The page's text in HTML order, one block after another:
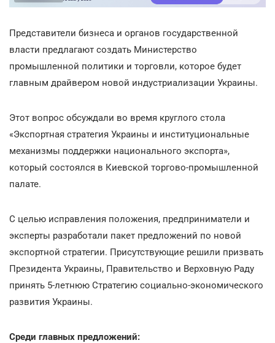
Представители бизнеса и органов государственной
власти предлагают создать Министерство
промышленной политики и торговли, которое будет
главным драйвером новой индустриализации Украины.
Этот вопрос обсуждали во время круглого стола
«Экспортная стратегия Украины и институциональные
механизмы поддержки национального экспорта»,
который состоялся в Киевской торгово-промышленной
палате.
С целью исправления положения, предприниматели и
эксперты разработали пакет предложений по новой
экспортной стратегии. Присутствующие решили призвать
Президента Украины, Правительство и Верховную Раду
принять 5-летнюю Стратегию социально-экономического
развития Украины.
Среди главных предложений: